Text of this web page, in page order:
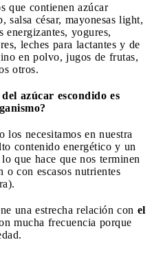
que contienen azúcar
salsa césar, mayonesas light,
energizantes, yogures,
leches para lactantes y de
en polvo, jugos de frutas,
otros.
del azúcar escondido es
los necesitamos en nuestra
contenido energético y un
que hace que nos terminen
o con escasos nutrientes
una estrecha relación con el
mucha frecuencia porque